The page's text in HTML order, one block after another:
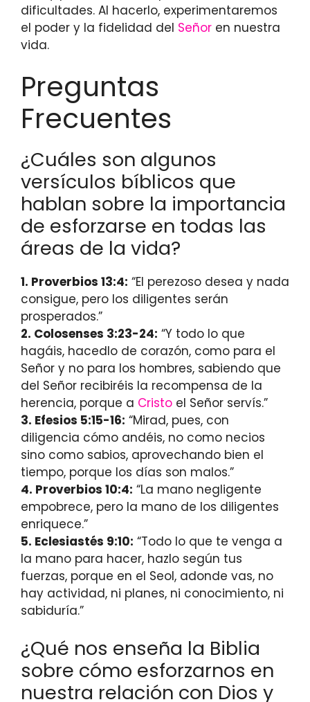
dificultades. Al hacerlo, experimentaremos
el poder y la fidelidad del Señor en nuestra
vida.
Preguntas
Frecuentes
¿Cuáles son algunos
versículos bíblicos que
hablan sobre la importancia
de esforzarse en todas las
áreas de la vida?
1. Proverbios 13:4: “El perezoso desea y nada
consigue, pero los diligentes serán
prosperados.”
2. Colosenses 3:23-24: “Y todo lo que
hagáis, hacedlo de corazón, como para el
Señor y no para los hombres, sabiendo que
del Señor recibiréis la recompensa de la
herencia, porque a Cristo el Señor servís.”
3. Efesios 5:15-16: “Mirad, pues, con
diligencia cómo andéis, no como necios
sino como sabios, aprovechando bien el
tiempo, porque los días son malos.”
4. Proverbios 10:4: “La mano negligente
empobrece, pero la mano de los diligentes
enriquece.”
5. Eclesiastés 9:10: “Todo lo que te venga a
la mano para hacer, hazlo según tus
fuerzas, porque en el Seol, adonde vas, no
hay actividad, ni planes, ni conocimiento, ni
sabiduría.”
¿Qué nos enseña la Biblia
sobre cómo esforzarnos en
nuestra relación con Dios y